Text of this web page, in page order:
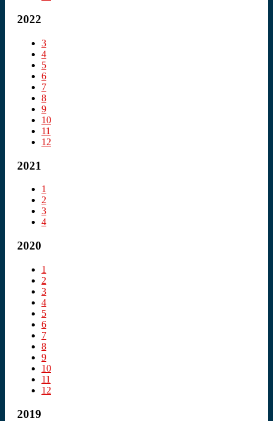
2022
3
4
5
6
7
8
9
10
11
12
2021
1
2
3
4
2020
1
2
3
4
5
6
7
8
9
10
11
12
2019